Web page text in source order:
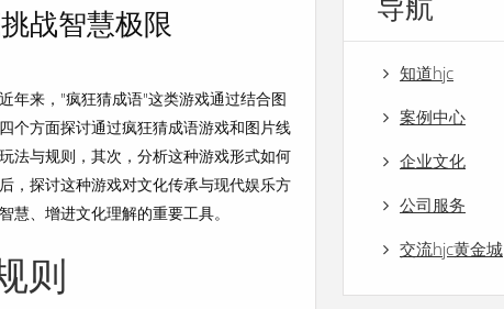
战智慧极限
年来，"疯狂猜成语"这类游戏通过结合图
个方面探讨通过疯狂猜成语游戏和图片线
法与规则，其次，分析这种游戏形式如何
，探讨这种游戏对文化传承与现代娱乐方
、增进文化理解的重要工具。
则
知道hjc
案例中心
企业文化
公司服务
交流hjc黄金城